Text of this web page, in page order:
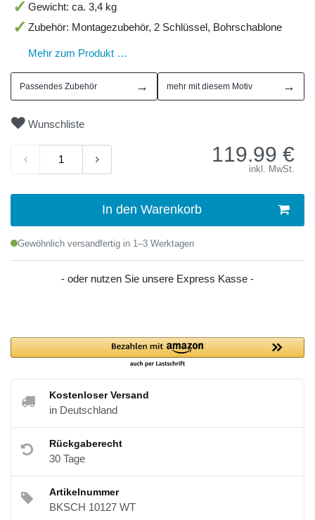
Gewicht: ca. 3,4 kg
Zubehör: Montagezubehör, 2 Schlüssel, Bohrschablone
Mehr zum Produkt …
Passendes Zubehör → mehr mit diesem Motiv →
Wunschliste
119.99 €
inkl. MwSt.
In den Warenkorb
Gewöhnlich versandfertig in 1–3 Werktagen
- oder nutzen Sie unsere Express Kasse -
Kostenloser Versand
in Deutschland
Rückgaberecht
30 Tage
Artikelnummer
BKSCH 10127 WT